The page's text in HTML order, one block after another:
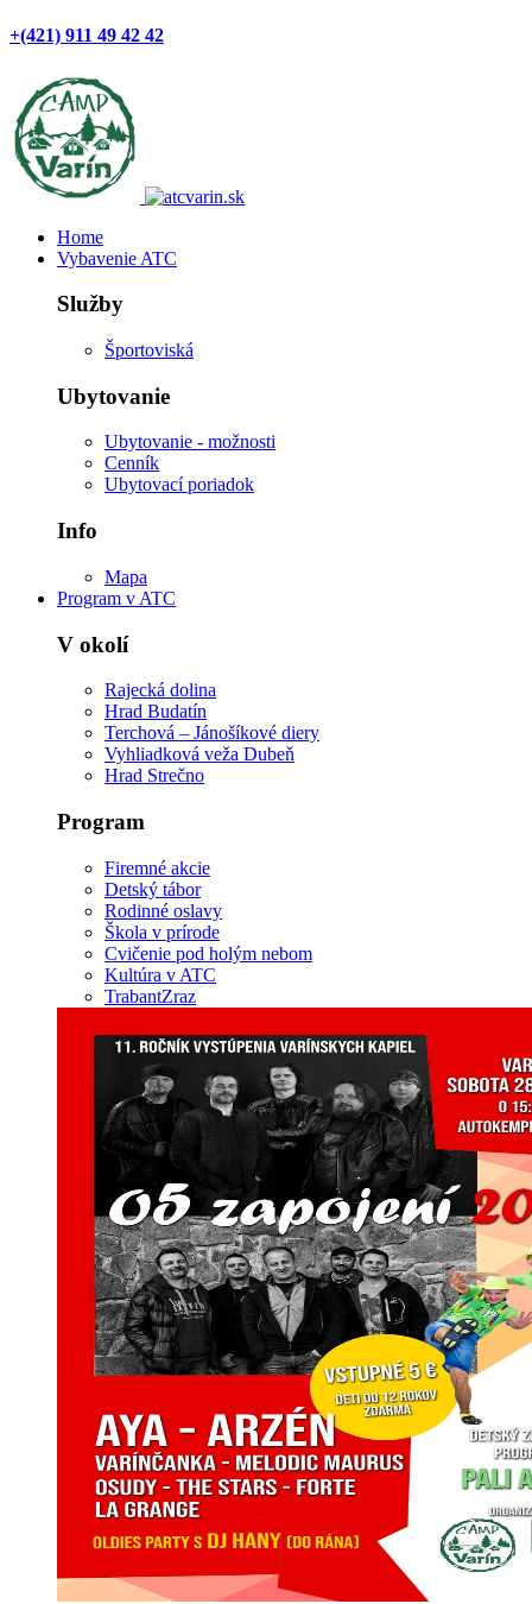
+(421) 911 49 42 42
Home
Vybavenie ATC
Služby
Športoviská
Ubytovanie
Ubytovanie - možnosti
Cenník
Ubytovací poriadok
Info
Mapa
Program v ATC
V okolí
Rajecká dolina
Hrad Budatín
Terchová – Jánošíkové diery
Vyhliadková veža Dubeň
Hrad Strečno
Program
Firemné akcie
Detský tábor
Rodinné oslavy
Škola v prírode
Cvičenie pod holým nebom
Kultúra v ATC
TrabantZraz